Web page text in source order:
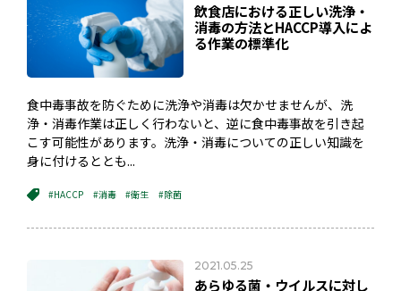
飲食店における正しい洗浄・
消毒の方法とHACCP導入によ
る作業の標準化
食中毒事故を防ぐために洗浄や消毒は欠かせませんが、洗
浄・消毒作業は正しく行わないと、逆に食中毒事故を引き起
こす可能性があります。洗浄・消毒についての正しい知識を
身に付けるととも...
#HACCP #消毒 #衛生 #除菌
2021.05.25
あらゆる菌・ウイルスに対し